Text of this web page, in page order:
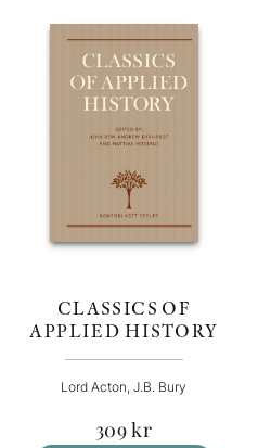
CLASSICS OF
APPLIED HISTORY
Lord Acton, J.B. Bury
309kr